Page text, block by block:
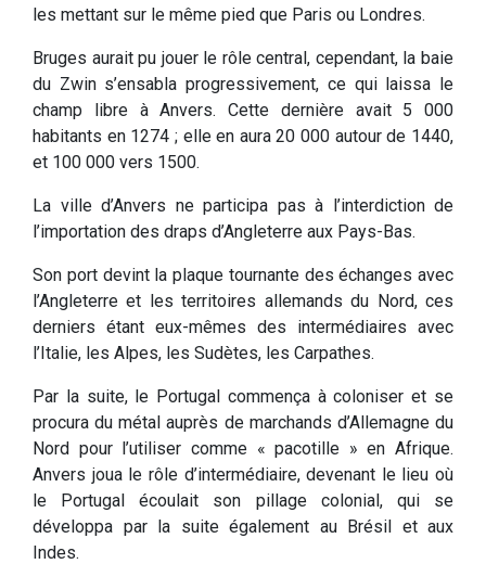
les mettant sur le même pied que Paris ou Londres.
Bruges aurait pu jouer le rôle central, cependant, la baie
du Zwin s’ensabla progressivement, ce qui laissa le
champ libre à Anvers. Cette dernière avait 5 000
habitants en 1274 ; elle en aura 20 000 autour de 1440,
et 100 000 vers 1500.
La ville d’Anvers ne participa pas à l’interdiction de
l’importation des draps d’Angleterre aux Pays-Bas.
Son port devint la plaque tournante des échanges avec
l’Angleterre et les territoires allemands du Nord, ces
derniers étant eux-mêmes des intermédiaires avec
l’Italie, les Alpes, les Sudètes, les Carpathes.
Par la suite, le Portugal commença à coloniser et se
procura du métal auprès de marchands d’Allemagne du
Nord pour l’utiliser comme « pacotille » en Afrique.
Anvers joua le rôle d’intermédiaire, devenant le lieu où
le Portugal écoulait son pillage colonial, qui se
développa par la suite également au Brésil et aux
Indes.